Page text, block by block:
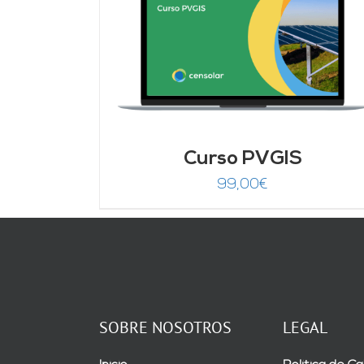
Curso PVGIS
99,00€
SOBRE NOSOTROS LEGAL